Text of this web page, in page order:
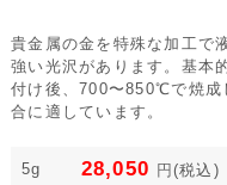
貴金属の金を特殊な加工で
強い光沢があります。基本
付け後、700〜850℃で焼成
合に適しています。
5g 28,050 円 (税込)